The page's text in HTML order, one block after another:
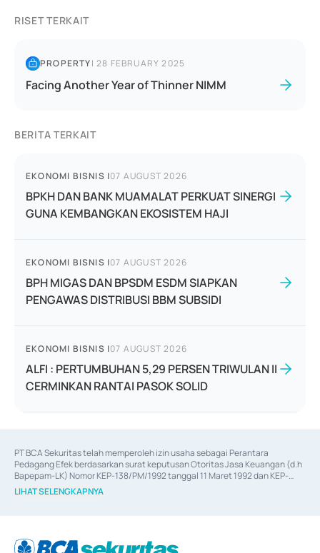
RISET TERKAIT
PROPERTY|28 FEBRUARY 2025
Facing Another Year of Thinner NIMM
BERITA TERKAIT
EKONOMI BISNIS |07 AUGUST 2026
BPKH DAN BANK MUAMALAT PERKUAT SINERGI
GUNA KEMBANGKAN EKOSISTEM HAJI
EKONOMI BISNIS |07 AUGUST 2026
BPH MIGAS DAN BPSDM ESDM SIAPKAN
PENGAWAS DISTRIBUSI BBM SUBSIDI
EKONOMI BISNIS |07 AUGUST 2026
ALFI : PERTUMBUHAN 5,29 PERSEN TRIWULAN II
CERMINKAN RANTAI PASOK SOLID
PT BCA Sekuritas telah memperoleh izin usaha sebagai Perantara
Pedagang Efek berdasarkan surat keputusan Otoritas Jasa Keuangan (d.h
Bapepam-LK) Nomor KEP-138/PM/1992 tanggal 11 Maret 1992 dan KEP-
06/D.04/2014 tanggal 28 Februari 2014, izin usaha sebagai Penjamin Emisi
Efek berdasarkan surat keputusan Otoritas Jasa Keuangan Nomor KEP-
berdasarkan surat keputusan Otoritas Jasa Keuangan Nomor S-
LIHAT SELENGKAPNYA